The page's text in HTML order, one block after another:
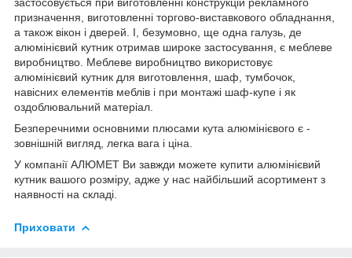
призначення, виготовленні торгово-виставкового обладнання,
а також вікон і дверей. І, безумовно, ще одна галузь, де
алюмінієвий кутник отримав широке застосування, є меблеве
виробництво. Меблеве виробництво використовує
алюмінієвий кутник для виготовлення, шаф, тумбочок,
навісних елементів меблів і при монтажі шаф-купе і як
оздоблювальний матеріал.
Безперечними основними плюсами кута алюмінієвого є -
зовнішній вигляд, легка вага і ціна.
У компанії АЛЮМЕТ Ви завжди можете купити алюмінієвий
кутник вашого розміру, адже у нас найбільший асортимент з
наявності на складі.
Приховати